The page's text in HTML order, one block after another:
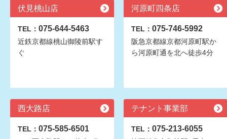
伏見桃山店
TEL： 075-644-5463
近鉄京都線桃山御陵前駅す
ぐ
河原町四条店
TEL： 075-746-5992
阪急京都線京都河原町駅か
ら河原町通を北へ徒歩4分
西大路店
TEL： 075-585-6501
テナント事業部
TEL： 075-213-6055